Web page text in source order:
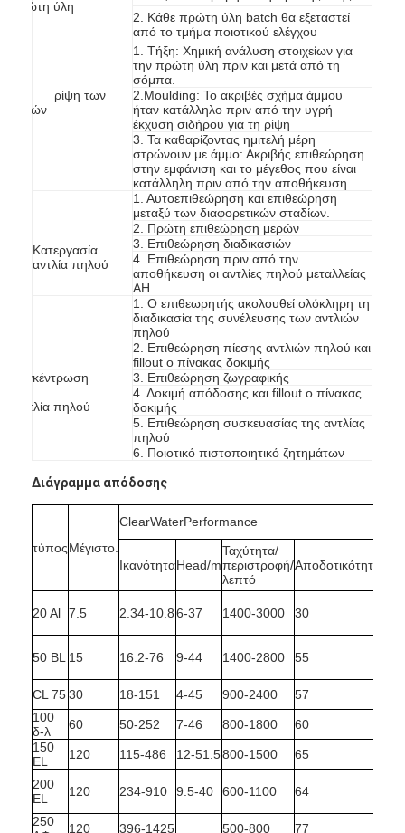
Εμφάνιση VR
Σχετικά με εμάς
εργοστάσιο Περιήγηση
Ποιοτικός έλεγχος
Επικοινωνήστε μαζί μας
Όλες οι περιπτώσεις
συνομιλία τώρα
Ecer
Οριζόντια αντλία πηλού
Φυγοκεντρική αντλία πηλού
Βαρέων καθηκόντων αντλία πηλού
αντλία θερμότητας πηγής νερού
Αντλία θερμότητας Hydronic
αντλία θερμότητας πισινών
υψηλής θερμοκρασίας αντλία θερμότητας
κάθετη φυγοκεντρική αντλία
πρώτη ύλη
2. Κάθε πρώτη ύλη batch θα εξεταστεί
από το τμήμα ποιοτικού ελέγχου
Γ ρίψη των
μερών
1. Τήξη: Χημική ανάλυση στοιχείων για
την πρώτη ύλη πριν και μετά από τη
σόμπα.
2.Moulding: Το ακριβές σχήμα άμμου
ήταν κατάλληλο πριν από την υγρή
έκχυση σιδήρου για τη ρίψη
3. Τα καθαρίζοντας ημιτελή μέρη
στρώνουν με άμμο: Ακριβής επιθεώρηση
στην εμφάνιση και το μέγεθος που είναι
κατάλληλη πριν από την αποθήκευση.
Κατεργασία
αντλία πηλού
1. Αυτοεπιθεώρηση και επιθεώρηση
μεταξύ των διαφορετικών σταδίων.
2. Πρώτη επιθεώρηση μερών
3. Επιθεώρηση διαδικασιών
4. Επιθεώρηση πριν από την
αποθήκευση οι αντλίες πηλού μεταλλείας
AH
Συγκέντρωση
αντλία πηλού
1. Ο επιθεωρητής ακολουθεί ολόκληρη τη
διαδικασία της συνέλευσης των αντλιών
πηλού
2. Επιθεώρηση πίεσης αντλιών πηλού και
fillout ο πίνακας δοκιμής
3. Επιθεώρηση ζωγραφικής
4. Δοκιμή απόδοσης και fillout ο πίνακας
δοκιμής
5. Επιθεώρηση συσκευασίας της αντλίας
πηλού
6. Ποιοτικό πιστοποιητικό ζητημάτων
Διάγραμμα απόδοσης
τύποςΜέγιστο.
ClearWaterPerformance
ΙκανότηταHead/m
Ταχύτητα/
περιστροφή/
λεπτό
Αποδοτικότητα
20 Al 7.5 2.34-10.8 6-37 1400-3000 30
50 BL 15 16.2-76 9-44 1400-2800 55
CL 75 30 18-151 4-45 900-2400
57
100
δ-λ
60 50-252 7-46 800-1800
60
150
EL
120 115-486 12-51.5800-1500 65
200
EL
120 234-910 9.5-40 600-1100 64
250
120 396-1425 500-800
77